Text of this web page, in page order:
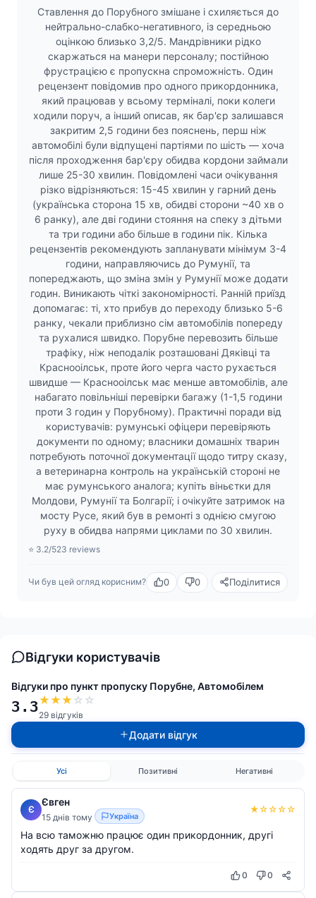
Ставлення до Порубного змішане і схиляється до
нейтрально-слабко-негативного, із середньою
оцінкою близько 3,2/5. Мандрівники рідко
скаржаться на манери персоналу; постійною
фрустрацією є пропускна спроможність. Один
рецензент повідомив про одного прикордонника,
який працював у всьому терміналі, поки колеги
ходили поруч, а інший описав, як бар'єр залишався
закритим 2,5 години без пояснень, перш ніж
автомобілі були відпущені партіями по шість — хоча
після проходження бар'єру обидва кордони займали
лише 25-30 хвилин. Повідомлені часи очікування
різко відрізняються: 15-45 хвилин у гарний день
(українська сторона 15 хв, обидві сторони ~40 хв о
6 ранку), але дві години стояння на спеку з дітьми
та три години або більше в години пік. Кілька
рецензентів рекомендують запланувати мінімум 3-4
години, направляючись до Румунії, та
попереджають, що зміна змін у Румунії може додати
годин. Виникають чіткі закономірності. Ранній приїзд
допомагає: ті, хто прибув до переходу близько 5-6
ранку, чекали приблизно сім автомобілів попереду
та рухалися швидко. Порубне перевозить більше
трафіку, ніж неподалік розташовані Дяківці та
Краснооілськ, проте його черга часто рухається
швидше — Краснооілськ має менше автомобілів, але
набагато повільніші перевірки багажу (1-1,5 години
проти 3 годин у Порубному). Практичні поради від
користувачів: румунські офіцери перевіряють
документи по одному; власники домашніх тварин
потребують поточної документації щодо титру сказу,
а ветеринарна контроль на українській стороні не
має румунського аналога; купіть віньєтки для
Молдови, Румунії та Болгарії; і очікуйте затримок на
мосту Русе, який був в ремонті з однією смугою
руху в обидва напрями циклами по 30 хвилин.
⭐ 3.2/523 reviews
Чи був цей огляд корисним? 0 0 Поділитися
Відгуки користувачів
Відгуки про пункт пропуску Порубне, Автомобілем
3.3★★★ ☆ ☆
29 відгуків
Додати відгук
Усі Позитивні Негативні
Є
Євген
15 днів тому Україна
★☆☆☆☆
На всю таможню працює один прикордонник, другі
ходять друг за другом.
0 0